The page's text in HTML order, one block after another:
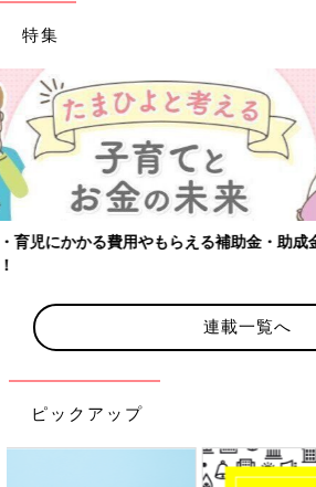
特集
【ワクチン接種できるものも】妊婦の感染
連載一覧へ
ピックアップ